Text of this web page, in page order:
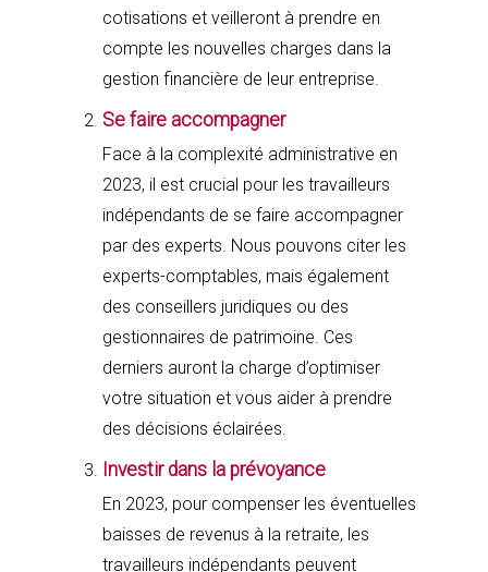
cotisations et veilleront à prendre en
compte les nouvelles charges dans la
gestion financière de leur entreprise.
Se faire accompagner
Face à la complexité administrative en
2023, il est crucial pour les travailleurs
indépendants de se faire accompagner
par des experts. Nous pouvons citer les
experts-comptables, mais également
des conseillers juridiques ou des
gestionnaires de patrimoine. Ces
derniers auront la charge d’optimiser
votre situation et vous aider à prendre
des décisions éclairées.
Investir dans la prévoyance
En 2023, pour compenser les éventuelles
baisses de revenus à la retraite, les
travailleurs indépendants peuvent